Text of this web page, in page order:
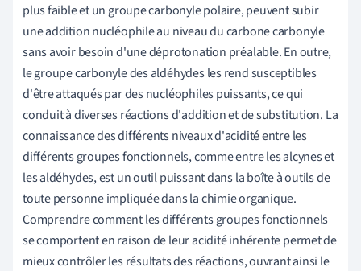
plus faible et un groupe carbonyle polaire, peuvent subir
une addition nucléophile au niveau du carbone carbonyle
sans avoir besoin d'une déprotonation préalable. En outre,
le groupe carbonyle des aldéhydes les rend susceptibles
d'être attaqués par des nucléophiles puissants, ce qui
conduit à diverses réactions d'addition et de substitution. La
connaissance des différents niveaux d'acidité entre les
différents groupes fonctionnels, comme entre les alcynes et
les aldéhydes, est un outil puissant dans la boîte à outils de
toute personne impliquée dans la chimie organique.
Comprendre comment les différents groupes fonctionnels
se comportent en raison de leur acidité inhérente permet de
mieux contrôler les résultats des réactions, ouvrant ainsi le